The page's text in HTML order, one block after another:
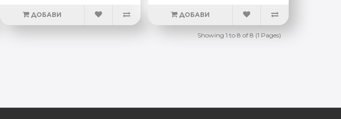
ДОБАВИ ДОБАВИ
Showing 1 to 8 of 8 (1 Pages)